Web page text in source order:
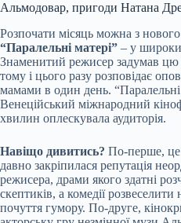
Альмодовар, пригоди Натана
Розпочати місяць можна з
“Паралельні матері” – у
Знаменитий режисер задумав цю
тому і цього разу розповідає
мамами в один день. “Паралельні
Венеційський міжнародний
хвилин оплескувала аудиторія.
Навіщо дивитись? По-перше, це
давно закріпилася репутація
режисера, драми якого здатні
скептиків, а комедії
почуття гумору. По-друге,